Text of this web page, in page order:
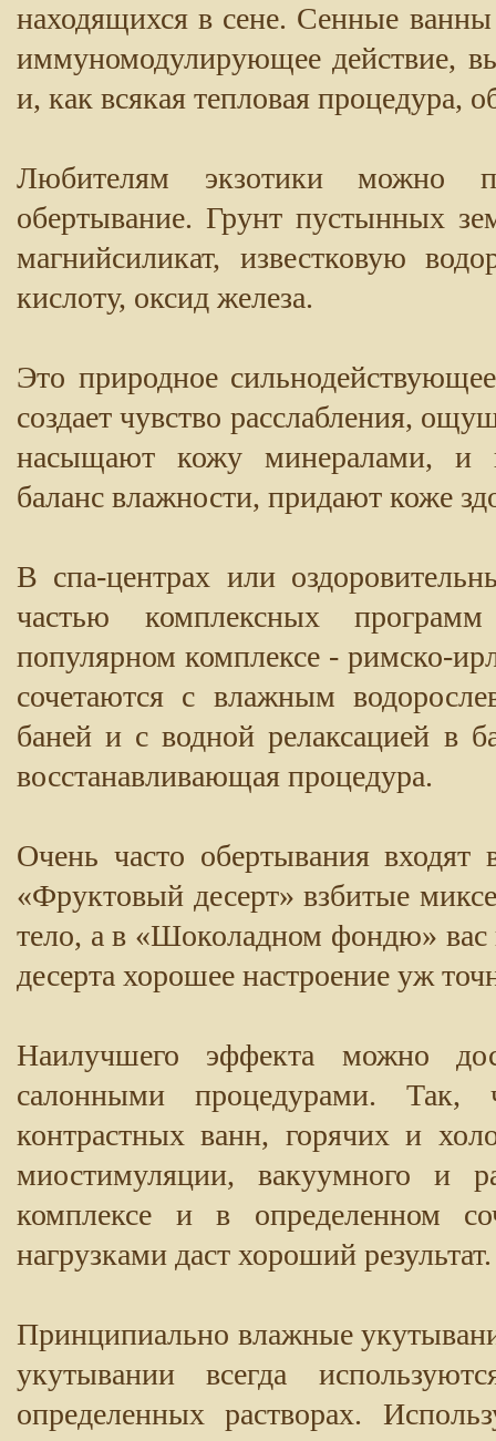
находящихся в сене. Сенные
иммуномодулирующее действие,
и, как всякая тепловая процедура,
Любителям экзотики можно
обертывание. Грунт пустынных
магнийсиликат, известковую
кислоту, оксид железа.
Это природное
создает чувство расслабления,
насыщают кожу минералами, и
баланс влажности, придают коже
В спа-центрах или
частью комплексных
популярном комплексе - римско-
сочетаются с влажным
баней и с водной релаксацией в
восстанавливающая процедура.
Очень часто обертывания
«Фруктовый десерт» взбитые
тело, а в «Шоколадном фондю»
десерта хорошее настроение уж
Наилучшего эффекта можно
салонными процедурами. Так,
контрастных ванн, горячих и
миостимуляции, вакуумного и
комплексе и в определенном
нагрузками даст хороший результат.
Принципиально влажные
укутывании всегда
определенных растворах.